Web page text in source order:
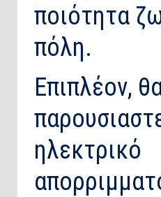
ποιότητα
πόλη.
Επιπλέον,
ηλεκτρικό